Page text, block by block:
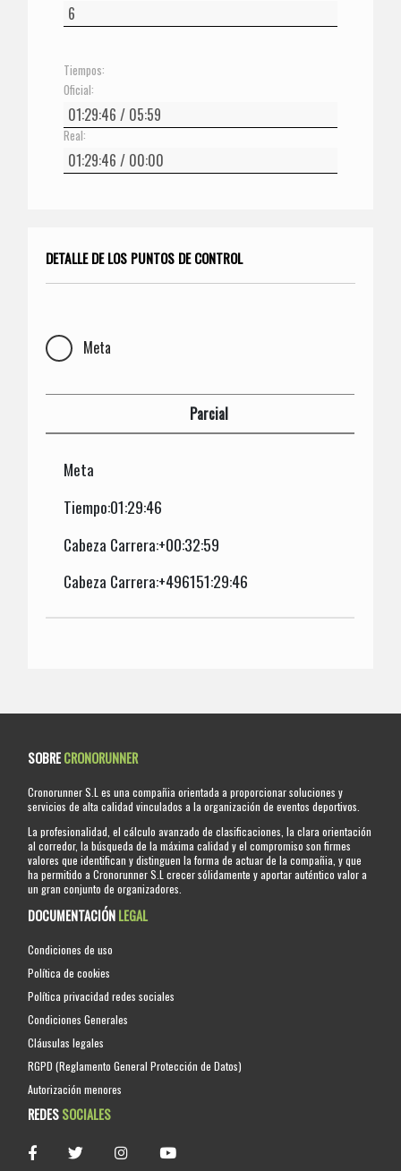
Tiempos:
Oficial:
Real:
DETALLE DE LOS PUNTOS DE CONTROL
Meta
Parcial
Meta
Tiempo:01:29:46
Cabeza Carrera:+00:32:59
Cabeza Carrera:+496151:29:46
SOBRECRONORUNNER
Cronorunner S.L es una compañia orientada a proporcionar soluciones y
servicios de alta calidad vinculados a la organización de eventos deportivos.
La profesionalidad, el cálculo avanzado de clasificaciones, la clara orientación
al corredor, la búsqueda de la máxima calidad y el compromiso son firmes
valores que identifican y distinguen la forma de actuar de la compañia, y que
ha permitido a Cronorunner S.L crecer sólidamente y aportar auténtico valor a
un gran conjunto de organizadores.
DOCUMENTACIÓNLEGAL
Condiciones de uso
Política de cookies
Política privacidad redes sociales
Condiciones Generales
Cláusulas legales
RGPD (Reglamento General Protección de Datos)
Autorización menores
REDESSOCIALES